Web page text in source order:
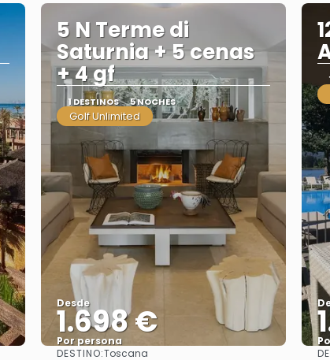
5 N Terme di
Saturnia + 5 cenas
+ 4 gf
1 DESTINOS 5 NOCHES
Golf Unlimited
Desde
1.698 €
Por persona
DESTINO:Toscana